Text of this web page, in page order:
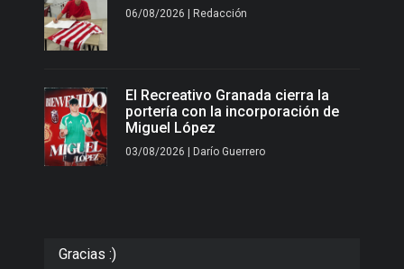
06/08/2026 | Redacción
El Recreativo Granada cierra la
portería con la incorporación de
Miguel López
03/08/2026 | Darío Guerrero
Gracias :)